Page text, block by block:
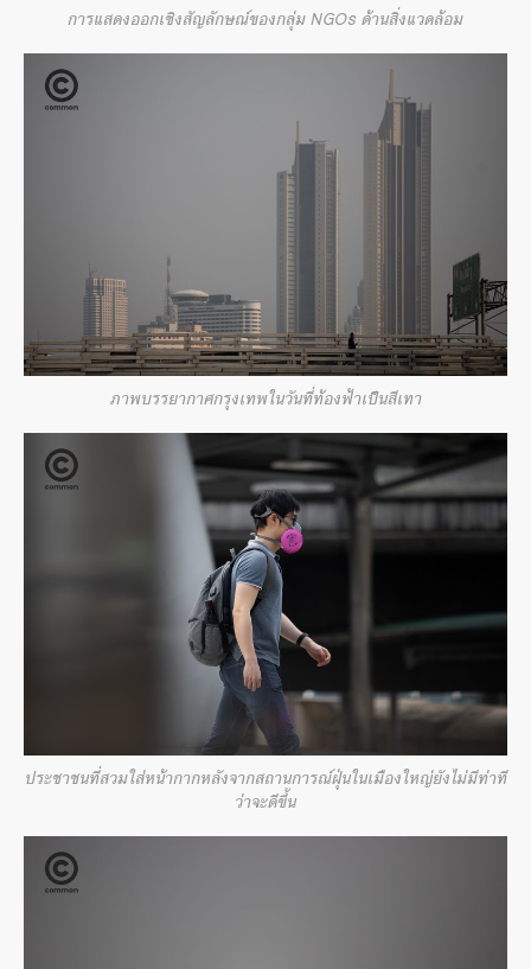
การแสดงออกเชิงสัญลักษณ์ของกลุ่ม NGOs ด้านสิ่งแวดล้อม
ภาพบรรยากาศกรุงเทพในวันที่ท้องฟ้าเป็นสีเทา
ประชาชนที่สวมใส่หน้ากากหลังจากสถานการณ์ฝุ่นในเมืองใหญ่ยังไม่มีท่าที
ว่าจะดีขึ้น